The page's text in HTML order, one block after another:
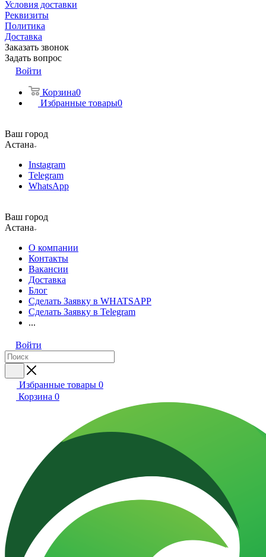
Условия доставки
Реквизиты
Политика
Доставка
Заказать звонок
Задать вопрос
Войти
Корзина0
Избранные товары0
Ваш город
Астана
Instagram
Telegram
WhatsApp
Ваш город
Астана
О компании
Контакты
Вакансии
Доставка
Блог
Сделать Заявку в WHATSAPP
Сделать Заявку в Telegram
...
Войти
Избранные товары 0
Корзина 0